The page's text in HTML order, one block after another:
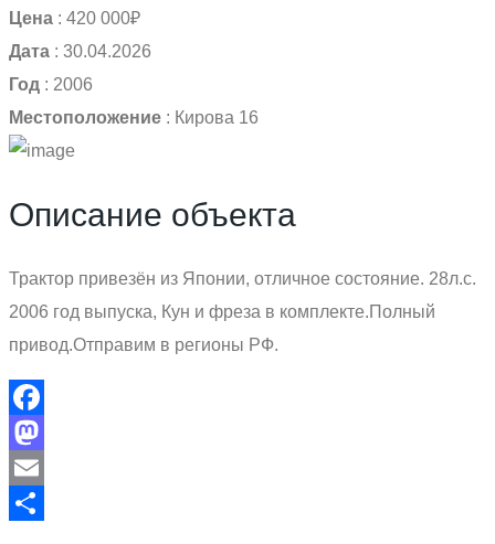
Цена : 420 000₽
Дата : 30.04.2026
Год : 2006
Местоположение : Кирова 16
Описание объекта
Трактор привезён из Японии, отличное состояние. 28л.с.
2006 год выпуска, Кун и фреза в комплекте.Полный
привод.Отправим в регионы РФ.
Facebook
Mastodon
Email